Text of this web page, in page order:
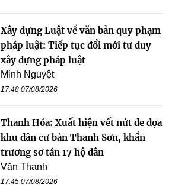
Xây dựng Luật về văn bản quy phạm
pháp luật: Tiếp tục đổi mới tư duy
xây dựng pháp luật
Minh Nguyệt
17:48 07/08/2026
Thanh Hóa: Xuất hiện vết nứt đe dọa
khu dân cư bản Thanh Sơn, khẩn
trương sơ tán 17 hộ dân
Văn Thanh
17:45 07/08/2026